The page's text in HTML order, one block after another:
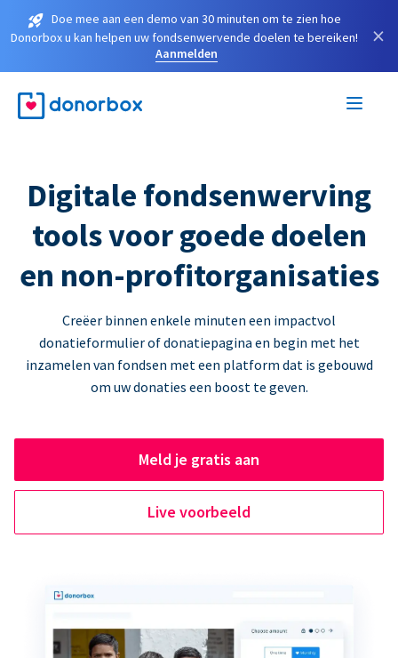
Doe mee aan een demo van 30 minuten om te zien hoe
Donorbox u kan helpen uw fondsenwervende doelen te bereiken!
Aanmelden
×
Digitale fondsenwerving
tools voor goede doelen
en non-profitorganisaties
Creëer binnen enkele minuten een impactvol
donatieformulier of donatiepagina en begin met het
inzamelen van fondsen met een platform dat is gebouwd
om uw donaties een boost te geven.
Meld je gratis aan
Live voorbeeld